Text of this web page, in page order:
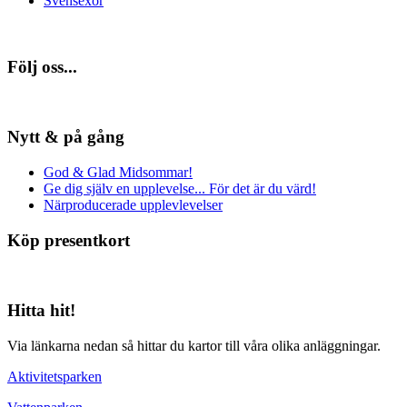
Följ oss...
Nytt & på gång
God & Glad Midsommar!
Ge dig själv en upplevelse... För det är du värd!
Närproducerade upplevlevelser
Köp presentkort
Hitta hit!
Via länkarna nedan så hittar du kartor till våra olika anläggningar.
Aktivitetsparken